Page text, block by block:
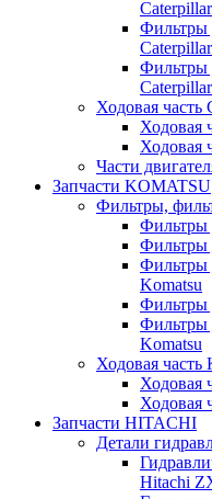
Caterpillar
Фильтры
Caterpillar
Фильтры
Caterpillar
Ходовая часть
Ходовая
Ходовая
Части
Запчасти KOMATSU
Фильтры,
Фильтры
Фильтры
Фильтры
Komatsu
Фильтры
Фильтры
Komatsu
Ходовая часть
Ходовая
Ходовая
Запчасти HITACHI
Детали
Hitachi